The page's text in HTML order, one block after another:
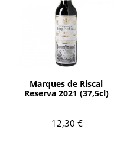
Marques de Riscal
Reserva 2021 (37,5cl)
12,30 €
AÑADIR